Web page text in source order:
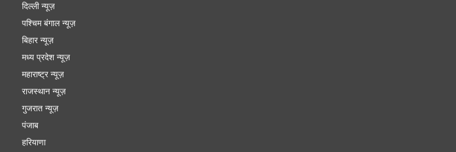
दिल्ली न्यूज़
पश्चिम बंगाल न्यूज़
बिहार न्यूज़
मध्य प्रदेश न्यूज़
महाराष्ट्र न्यूज़
राजस्थान न्यूज़
गुजरात न्यूज़
पंजाब
हरियाणा